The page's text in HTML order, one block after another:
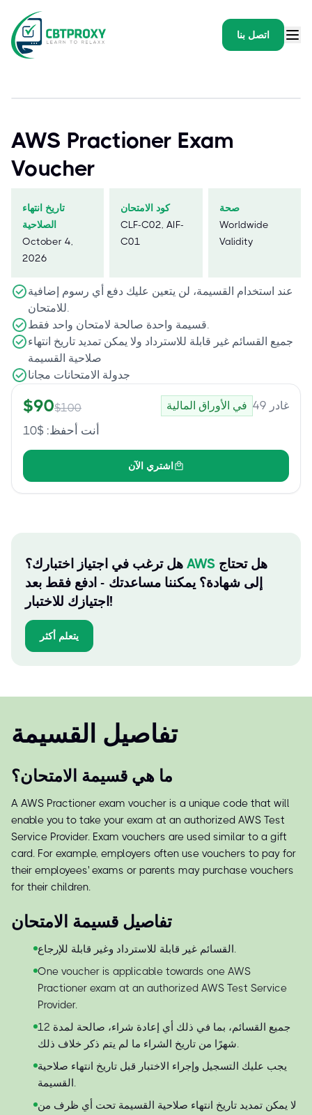
اتصل بنا
AWS Practioner Exam
Voucher
تاريخ انتهاء
الصلاحية
October 4,
2026
كود الامتحان
CLF-C02, AIF-
C01
صحة
Worldwide
Validity
عند استخدام القسيمة، لن يتعين عليك دفع أي رسوم إضافية
للامتحان.
قسيمة واحدة صالحة لامتحان واحد فقط.
جميع القسائم غير قابلة للاسترداد ولا يمكن تمديد تاريخ انتهاء
صلاحية القسيمة
جدولة الامتحانات مجانا
$90$100 في الأوراق المالية 49 غادر
أنت أحفظ: $
10
اشتري الآن
هل ترغب في اجتياز اختبارك؟ AWS هل تحتاج
إلى شهادة؟ يمكننا مساعدتك - ادفع فقط بعد
اجتيازك للاختبار!
يتعلم أكثر
تفاصيل القسيمة
ما هي قسيمة الامتحان؟
A AWS Practioner exam voucher is a unique code that will
enable you to take your exam at an authorized AWS Test
Service Provider. Exam vouchers are used similar to a gift
card. For example, employers often use vouchers to pay for
their employees' exams or parents may purchase vouchers
for their children.
تفاصيل قسيمة الامتحان
القسائم غير قابلة للاسترداد وغير قابلة للإرجاع.
One voucher is applicable towards one AWS
Practioner exam at an authorized AWS Test Service
Provider.
جميع القسائم، بما في ذلك أي إعادة شراء، صالحة لمدة 12
شهرًا من تاريخ الشراء ما لم يتم ذكر خلاف ذلك.
يجب عليك التسجيل وإجراء الاختبار قبل تاريخ انتهاء صلاحية
القسيمة.
لا يمكن تمديد تاريخ انتهاء صلاحية القسيمة تحت أي ظرف من